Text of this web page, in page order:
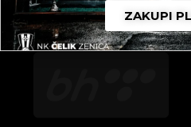
ZAKUPI